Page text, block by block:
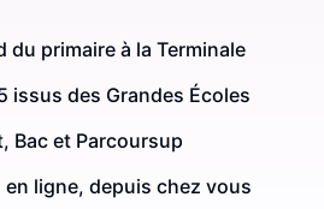
du primaire à la Terminale
issus des Grandes Écoles
Bac et Parcoursup
en ligne, depuis chez vous